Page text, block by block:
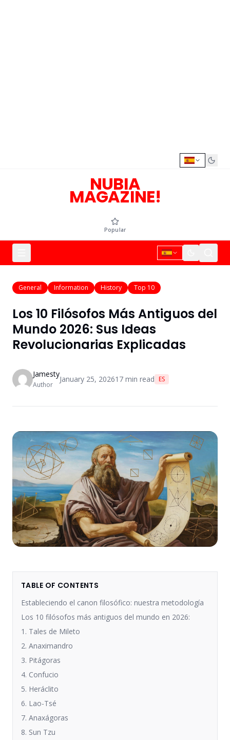
NUBIA
MAGAZINE!
Popular
General Information History Top 10
Los 10 Filósofos Más Antiguos del
Mundo 2026: Sus Ideas
Revolucionarias Explicadas
Jamesty
Author
January 25, 202617 min read ES
TABLE OF CONTENTS
Estableciendo el canon filosófico: nuestra metodología
Los 10 filósofos más antiguos del mundo en 2026:
1. Tales de Mileto
2. Anaximandro
3. Pitágoras
4. Confucio
5. Heráclito
6. Lao-Tsé
7. Anaxágoras
8. Sun Tzu